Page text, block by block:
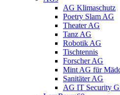
AG Klimaschutz
Poetry Slam AG
Theater AG
Tanz AG
Robotik AG
Tischtennis
Forscher AG
Mint AG für
Sanitäter AG
AG IT Security